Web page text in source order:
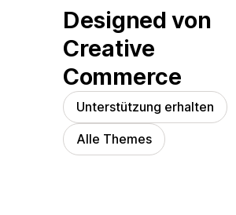
Designed von
Creative
Commerce
Unterstützung erhalten
Alle Themes